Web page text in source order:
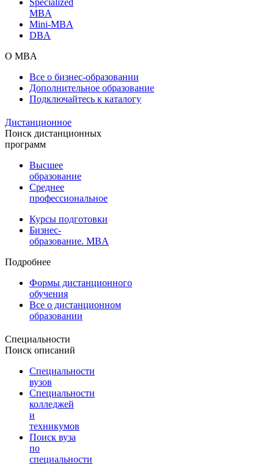
MBA
Mini-MBA
DBA
О MBA
Все о бизнес-образовании
Дополнительное образование
Подключайтесь к каталогу
Дистанционное
Поиск дистанционных
программ
Высшее
образование
Среднее
профессиональное
Курсы подготовки
Бизнес-
образование. MBA
Подробнее
Формы дистанционного
обучения
Все о дистанционном
образовании
Специальности
Поиск описаний
Специальности
вузов
Специальности
колледжей
и
техникумов
Поиск вуза
по
специальности